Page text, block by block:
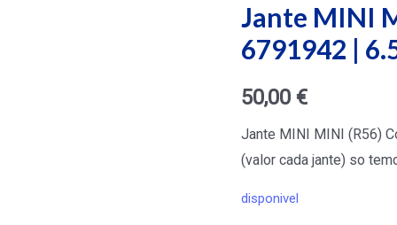
Jante MINI
6791942 |
50,00 €
Jante MINI MINI (R56)
(valor cada jante) so
disponivel